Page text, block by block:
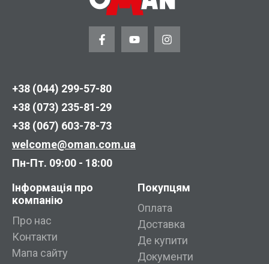
+38 (044) 299-57-80
+38 (073) 235-81-29
+38 (067) 603-78-73
welcome@oman.com.ua
Пн-Пт. 09:00 - 18:00
Інформація про
компанію
Про нас
Контакти
Мапа сайту
Покупцям
Оплата
Доставка
Де купити
Документи